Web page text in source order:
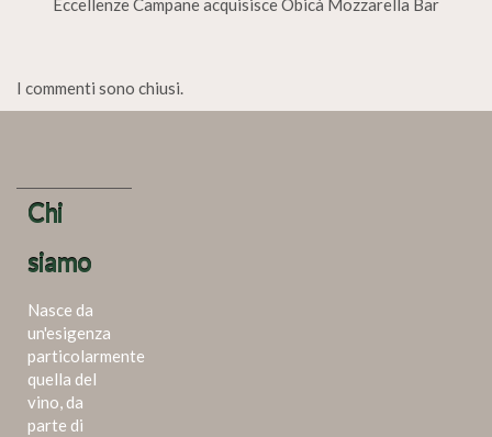
Eccellenze Campane acquisisce Obicà Mozzarella Bar
I commenti sono chiusi.
Chi
siamo
Nasce da
un'esigenza
particolarmente
quella del
vino, da
parte di